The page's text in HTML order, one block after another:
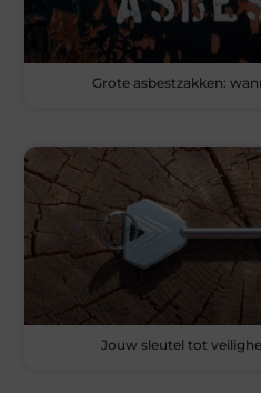
Grote asbestzakken:
Jouw sleutel tot